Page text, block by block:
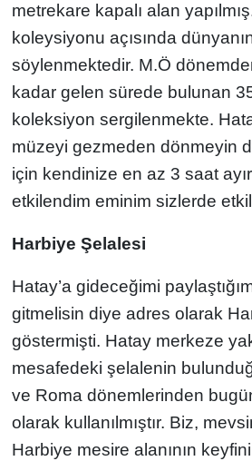
metrekare kapalı alan
koleysiyonu açısında
söylenmektedir. M.Ö
kadar gelen sürede bulunan
koleksiyon sergilenmekte.
müzeyi gezmeden dönmeyin
için kendinize en az 3 saat
etkilendim eminim sizlerde
Harbiye Şelalesi
Hatay’a gideceğimi
gitmelisin diye adres olarak
göstermişti. Hatay merkeze
mesafedeki şelalenin
ve Roma dönemlerinden
olarak kullanılmıştır. Biz,
Harbiye mesire alanının